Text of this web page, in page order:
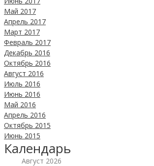
Май 2017
Апрель 2017
Март 2017
Февраль 2017
Декабрь 2016
Октябрь 2016
Август 2016
Июль 2016
Июнь 2016
Май 2016
Апрель 2016
Октябрь 2015
Июнь 2015
Календарь
Август 2026